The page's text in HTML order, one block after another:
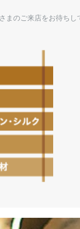
まのご来店をお待ちし